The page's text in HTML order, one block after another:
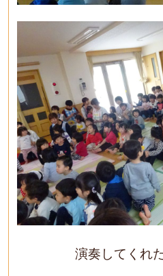
演奏してくれ